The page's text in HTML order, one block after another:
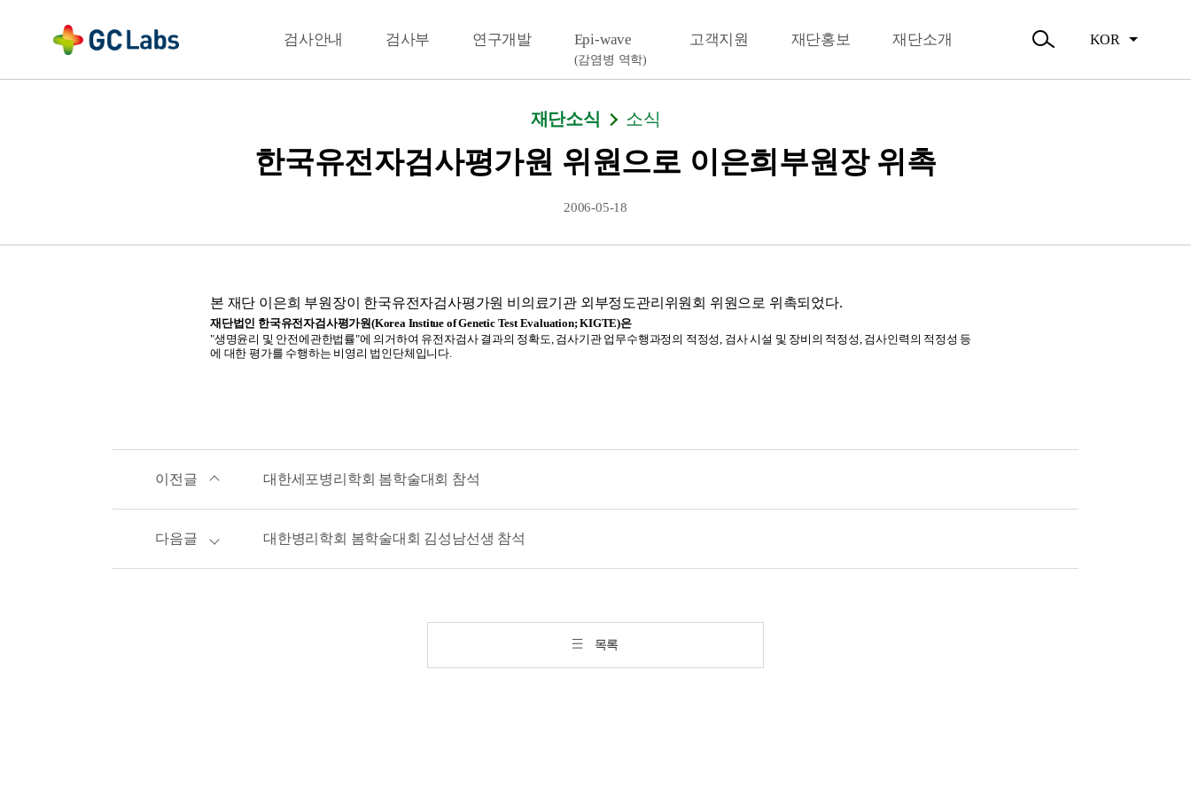
뉴
검사안내
결과확인 검사부 연구개발 Epi-wave
(감염병 역학)
고객지원 재단홍보
활동소식
재단소개
검
열
KOR
재단소식 소식
한국유전자검사평가원 위원으로 이은희부원장 위촉
2006-05-18
본 재단 이은희 부원장이 한국유전자검사평가원 비의료기관 외부정도관리위원회 위원으로 위촉되었다.
재단법인 한국유전자검사평가원(Korea Institue of Genetic Test Evaluation; KIGTE)은
"생명윤리 및 안전에관한법률"에 의거하여 유전자검사 결과의 정확도, 검사기관 업무수행과정의 적정성, 검사 시설 및 장비의 적정성, 검사인력의 적정성 등
에 대한 평가를 수행하는 비영리 법인단체입니다.
이전글 대한세포병리학회 봄학술대회 참석
다음글 대한병리학회 봄학술대회 김성남선생 참석
목록